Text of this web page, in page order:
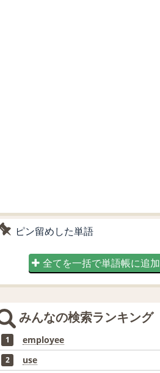
ピン留めした単語
全てを一括で単語帳に追加
みんなの検索ランキング
1 employee
2 use